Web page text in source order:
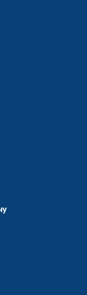
діяльність
установах
національне
НАН України